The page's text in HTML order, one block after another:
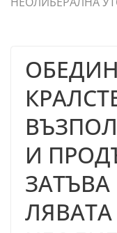
И
ЛЯВАТА